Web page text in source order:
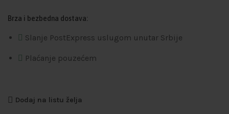
Brza i bezbedna dostava:
Slanje PostExpress uslugom unutar Srbije
Plaćanje pouzećem
Dodaj na listu želja